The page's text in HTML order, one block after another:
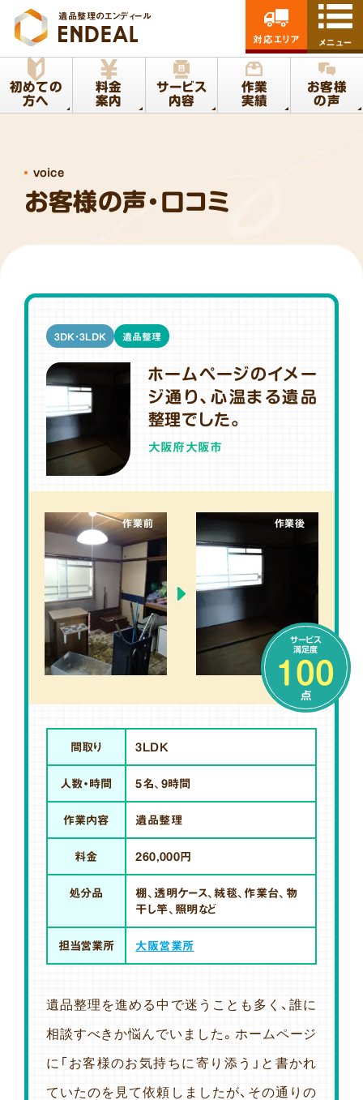
遺品整理のエンディール
初めての
方へ
料金
案内
サービス
内容
作業
実績
お客様
の声
対応エリア メニュー
お客様の声・口コミ
voice
ホームページのイメー
ジ通り、心温まる遺品
整理でした。
大阪府大阪市
3DK・3LDK 遺品整理
作業前 作業後
サービス
満足度
100
点
間取り 3LDK
人数・時間 5名、9時間
作業内容 遺品整理
料金 260,000円
処分品
棚、透明ケース、絨毯、作業台、物
干し竿、照明など
担当営業所 大阪営業所
遺品整理を進める中で迷うことも多く、誰に
相談すべきか悩んでいました。ホームページ
に「お客様のお気持ちに寄り添う」と書かれ
ていたのを見て依頼しましたが、その通りの